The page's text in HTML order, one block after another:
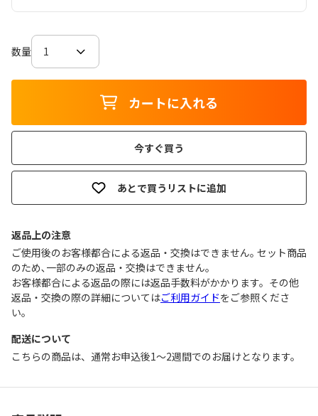
数量
カートに入れる
今すぐ買う
あとで買うリストに追加
返品上の注意
ご使用後のお客様都合による返品・交換はできません｡ セット商品
のため､一部のみの返品・交換はできません｡
お客様都合による返品の際には返品手数料がかかります。その他
返品・交換の際の詳細についてはご利用ガイドをご参照くださ
い。
配送について
こちらの商品は、通常お申込後1～2週間でのお届けとなります。